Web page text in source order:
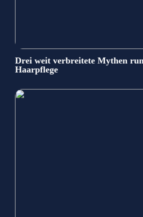
Drei weit verbreitete Mythen
Haarpflege